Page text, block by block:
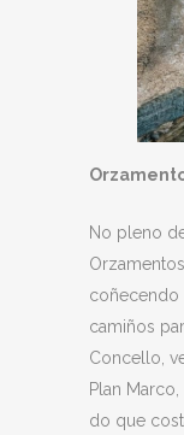
No pleno
coñecendo
camiños
Concello,
Plan
do que